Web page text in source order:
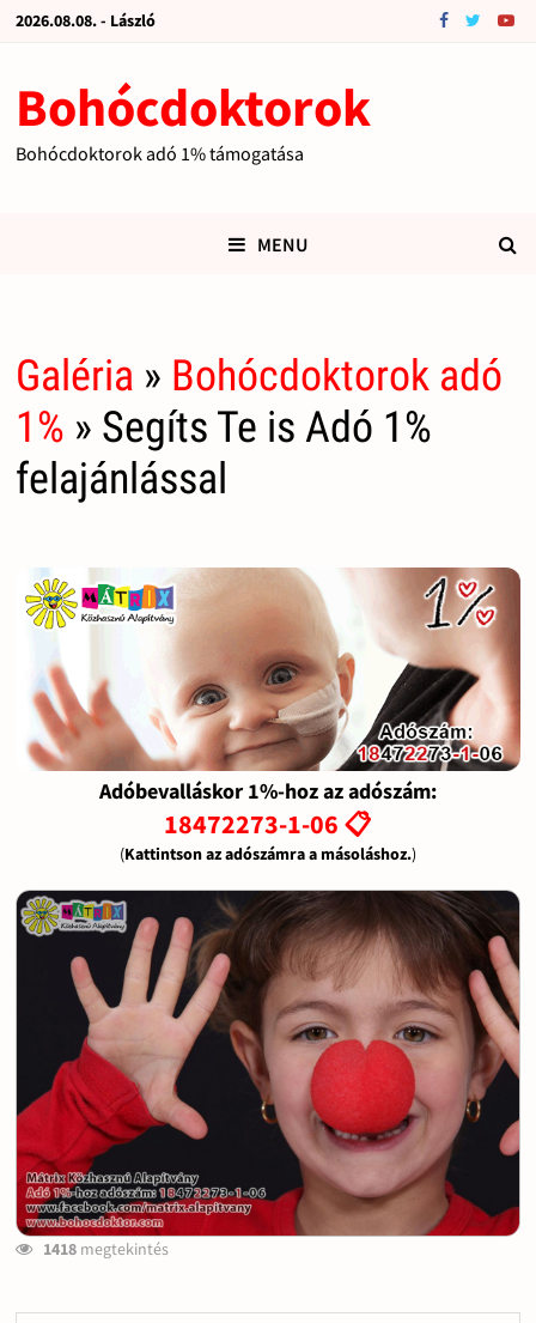
2026.08.08. - László
Bohócdoktorok
Bohócdoktorok adó 1% támogatása
MENU
Galéria » Bohócdoktorok adó
1% » Segíts Te is Adó 1%
felajánlással
Adóbevalláskor 1%-hoz az adószám:
18472273-1-06 📋
(Kattintson az adószámra a másoláshoz.)
1418megtekintés